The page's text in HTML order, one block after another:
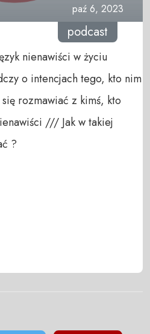
paź 6, 2023
podcast
nienawiści w życiu
o intencjach tego, kto nim
rozmawiać z kimś, kto
/// Jak w takiej
?